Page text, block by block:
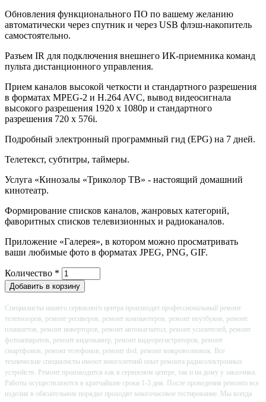
Обновления функционального ПО по вашему желанию
автоматически через спутник и через USB флэш-накопитель
самостоятельно.
Разъем IR для подключения внешнего ИК-приемника команд
пульта дистанционного управления.
Прием каналов высокой четкости и стандартного разрешения
в форматах MPEG-2 и H.264 AVC, вывод видеосигнала
высокого разрешения 1920 х 1080р и стандартного
разрешения 720 х 576i.
Подробный электронный программный гид (EPG) на 7 дней.
Телетекст, субтитры, таймеры.
Услуга «Кинозалы «Триколор ТВ» - настоящий домашний
кинотеатр.
Формирование списков каналов, жанровых категорий,
фаворитных списков телевизионных и радиоканалов.
Приложение «Галерея», в котором можно просматривать
ваши любимые фото в форматах JPEG, PNG, GIF.
Количество *
Специалисты нашего сервисного центра производят профессиональный ремонт
телевизоров, ремонт ресиверов, ремонт компьютеров, ремонт ноутбуков, ремонт
планшетов, ремонт инверторов, ремонт автомагнитол, ремонт усилителей, ремонт
фотоаппаратов, ремонт видеокамер, ремонт видеорегистраторов, ремонт
смартфонов, ремонт телефонов, ремонт dvd, ремонт микроволновок. Все
технические специалисты имеют многолетний опыт ремонта радиоэлектронных
устройств. Ремонт производится как в сервисном центре, так и на дому у заказчика.
Работы осуществляются в кратчайшие сроки 1-3 дня. После проведения ремонта все
изделия в обязательном порядке проходят многочасовое тестирование. Мы всегда